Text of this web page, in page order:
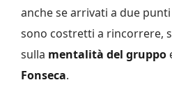
anche se arrivati a due
sono costretti a rincorrere,
sulla mentalità del gruppo
Fonseca.